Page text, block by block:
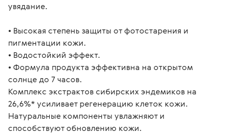
увядание.
• Высокая степень защиты от фотостарения и
пигментации кожи.
• Водостойкий эффект.
• Формула продукта эффективна на открытом
солнце до 7 часов.
Комплекс экстрактов сибирских эндемиков на
26,6%* усиливает регенерацию клеток кожи.
Натуральные компоненты увлажняют и
способствуют обновлению кожи.